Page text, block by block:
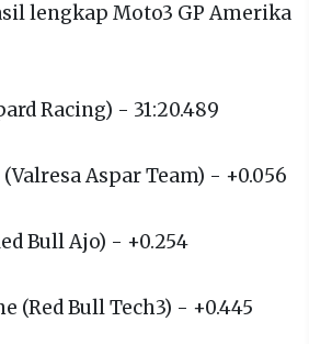
lengkap Moto3 GP Amerika
Racing) - 31:20.489
Aspar Team) - +0.056
Bull Ajo) - +0.254
(Red Bull Tech3) - +0.445